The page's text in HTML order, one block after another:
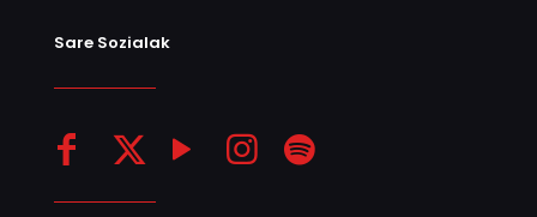
Sare Sozialak